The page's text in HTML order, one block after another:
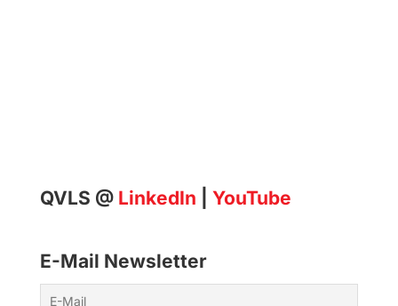
QVLS @ LinkedIn YouTube
E-Mail Newsletter